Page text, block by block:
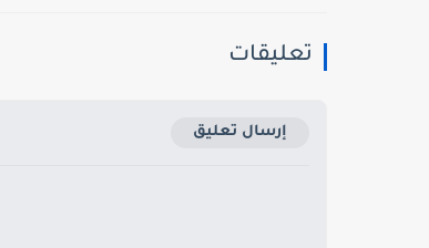
تعليقات
إرسال تعليق